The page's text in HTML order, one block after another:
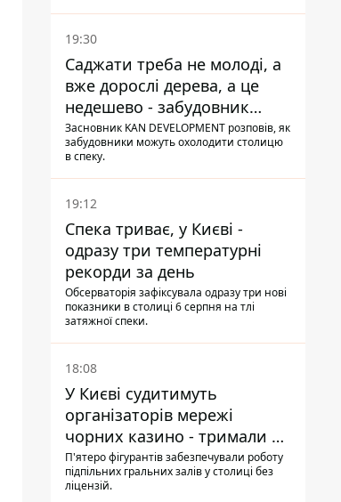
19:30
Саджати треба не молоді, а
вже дорослі дерева, а це
недешево - забудовник
Ніконов
Засновник KAN DEVELOPMENT розповів, як
забудовники можуть охолодити столицю
в спеку.
19:12
Спека триває, у Києві -
одразу три температурні
рекорди за день
Обсерваторія зафіксувала одразу три нові
показники в столиці 6 серпня на тлі
затяжної спеки.
18:08
У Києві судитимуть
організаторів мережі
чорних казино - тримали 39
закладів
П'ятеро фігурантів забезпечували роботу
підпільних гральних залів у столиці без
ліцензій.